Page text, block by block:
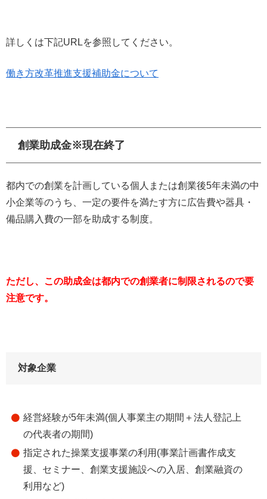
詳しくは下記URLを参照してください。
働き方改革推進支援補助金について
創業助成金※現在終了
都内での創業を計画している個人または創業後5年未満の中
小企業等のうち、一定の要件を満たす方に広告費や器具・
備品購入費の一部を助成する制度。
ただし、この助成金は都内での創業者に制限されるので要
注意です。
対象企業
経営経験が5年未満(個人事業主の期間＋法人登記上
の代表者の期間)
指定された操業支援事業の利用(事業計画書作成支
援、セミナー、創業支援施設への入居、創業融資の
利用など)